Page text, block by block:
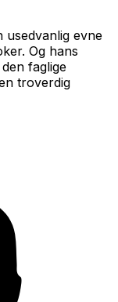
usedvanlig evne
Og hans
faglige
troverdig